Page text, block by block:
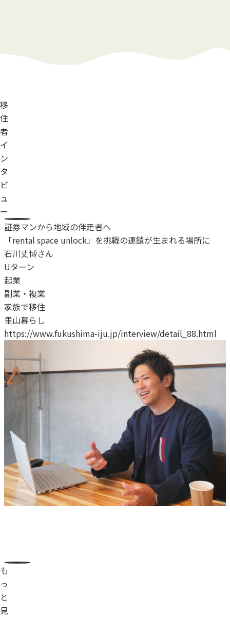
移
住
者
イ
ン
タ
ビ
ュ
ー
証券マンから地域の伴走者へ
「rental space unlock」を挑戦の連鎖が生まれる場所に
石川丈博さん
Uターン
起業
副業・複業
家族で移住
里山暮らし
https://www.fukushima-iju.jp/interview/detail_88.html
も
っ
と
見